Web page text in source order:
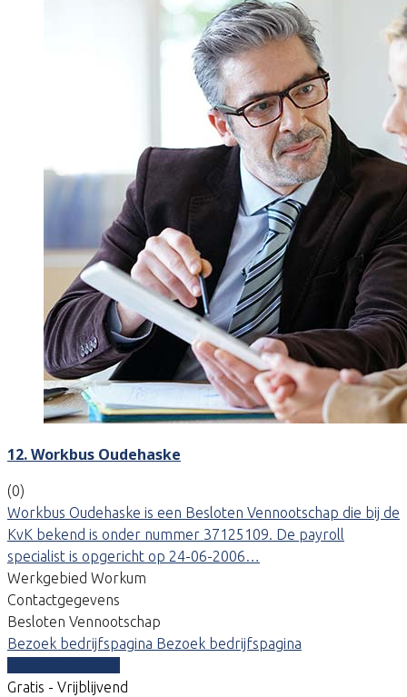
12. Workbus Oudehaske
(0)
Workbus Oudehaske is een Besloten Vennootschap die bij de
KvK bekend is onder nummer 37125109. De payroll
specialist is opgericht op 24-06-2006…
Werkgebied Workum
Contactgegevens
Besloten Vennootschap
Bezoek bedrijfspagina Bezoek bedrijfspagina
Gratis - Vrijblijvend